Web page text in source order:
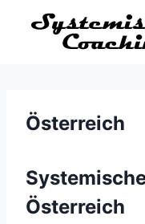
Inhalt
Österreich
Österreich